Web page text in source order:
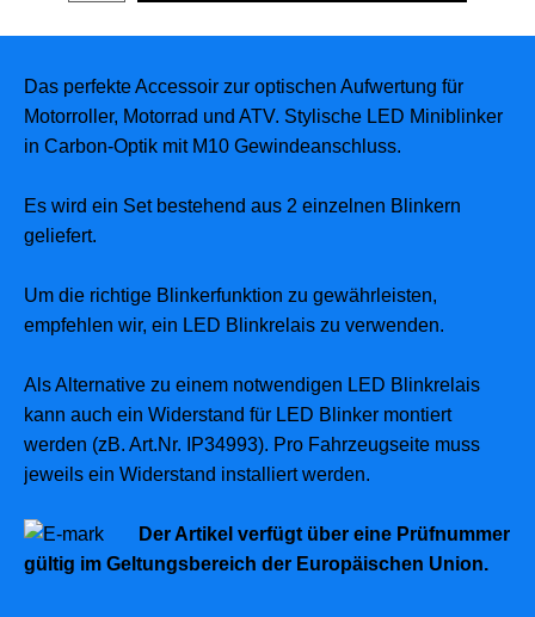
Das perfekte Accessoir zur optischen Aufwertung für
Motorroller, Motorrad und ATV. Stylische LED Miniblinker
in Carbon-Optik mit M10 Gewindeanschluss.
Es wird ein Set bestehend aus 2 einzelnen Blinkern
geliefert.
Um die richtige Blinkerfunktion zu gewährleisten,
empfehlen wir, ein LED Blinkrelais zu verwenden.
Als Alternative zu einem notwendigen LED Blinkrelais
kann auch ein Widerstand für LED Blinker montiert
werden (zB. Art.Nr. IP34993). Pro Fahrzeugseite muss
jeweils ein Widerstand installiert werden.
Der Artikel verfügt über eine Prüfnummer
gültig im Geltungsbereich der Europäischen Union.